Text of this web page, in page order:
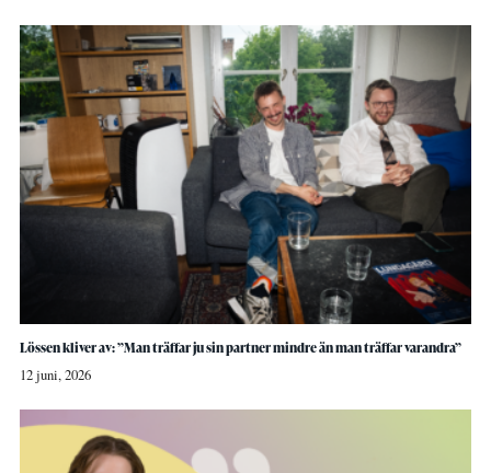
Lössen kliver av: ”Man träffar ju sin partner mindre än man träffar varandra”
12 juni, 2026